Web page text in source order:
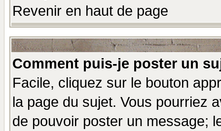
Revenir en haut de page
Comment puis-je poster un
Facile, cliquez sur le bouton
la page du sujet. Vous pourriez
de pouvoir poster un message;